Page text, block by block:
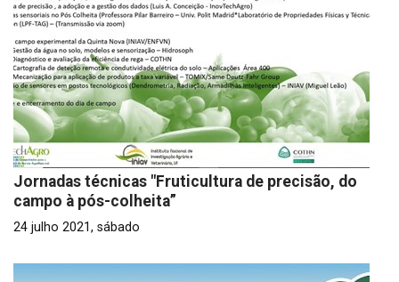
Jornadas técnicas "Fruticultura de precisão, do
campo à pós-colheita”
24 julho 2021, sábado